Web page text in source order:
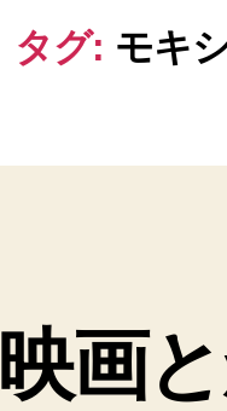
タグ: モキ
映画